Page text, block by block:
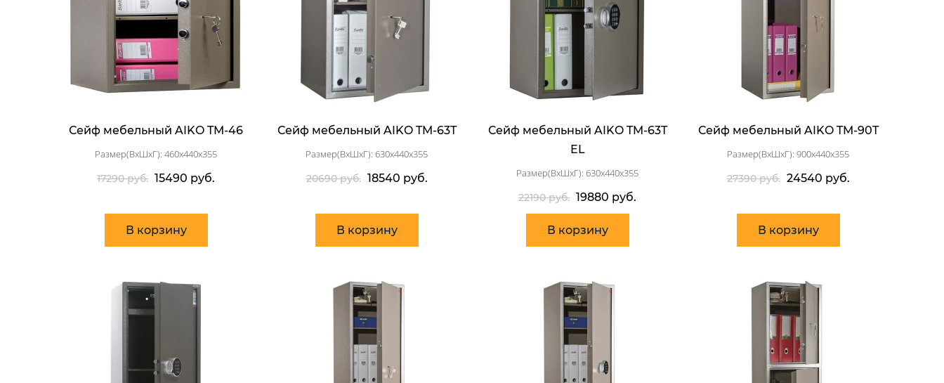
Сейф мебельный AIKO TM-46
Размер(ВхШхГ): 460x440x355
17290 руб. 15490 руб.
В корзину
Сейф мебельный AIKO TM-63T
Размер(ВхШхГ): 630x440x355
20690 руб. 18540 руб.
В корзину
Сейф мебельный AIKO TM-63T
EL
Размер(ВхШхГ): 630x440x355
22190 руб. 19880 руб.
В корзину
Сейф мебельный AIKO TM-90T
Размер(ВхШхГ): 900x440x355
27390 руб. 24540 руб.
В корзину